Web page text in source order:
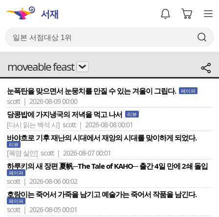
moveable feast
눈폭탄을 맞으면서 눈뭉치를 만질 수 있는 겨울이 그립다. 페이퍼
scott | 2026-08-09 00:00
당콩밥에 가지냉국의 저녁을 먹고 나서 리뷰
[다시 읽는 백석 시] scott | 2026-08-08 00:01
바야흐로 기후 재난의 시대에서 재앙의 시대를 맞이하게 되었다.
리뷰
[폭염 살인] scott | 2026-08-07 00:01
하루키의 새 장편 夏帆─The Tale of KAHO─ 출간 4일 만에 2쇄 돌입
페이퍼
scott | 2026-08-06 00:02
호랑이는 죽어서 가죽을 남기고 예술가는 죽어서 작품을 남긴다.
페이퍼
scott | 2026-08-05 00:01